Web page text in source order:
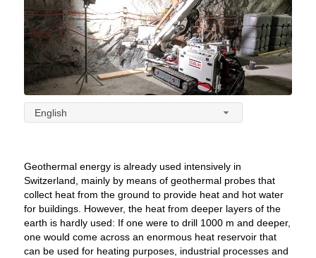
English
Geothermal energy is already used intensively in
Switzerland, mainly by means of geothermal probes that
collect heat from the ground to provide heat and hot water
for buildings. However, the heat from deeper layers of the
earth is hardly used: If one were to drill 1000 m and deeper,
one would come across an enormous heat reservoir that
can be used for heating purposes, industrial processes and